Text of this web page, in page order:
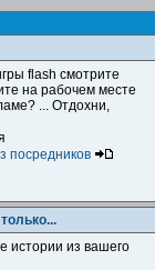
flash смотрите
на рабочем месте
... Отдохни,
посредников
истории из вашего